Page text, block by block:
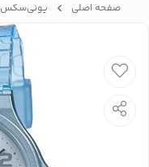
صفحه اصلی یونی‌سکس